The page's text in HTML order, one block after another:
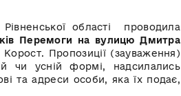
області проводила
Перемоги на вулицю Дмитра
Корост. Пропозиції (зауваження)
чи усній формі, надсилались
та адреси особи, яка їх подає,